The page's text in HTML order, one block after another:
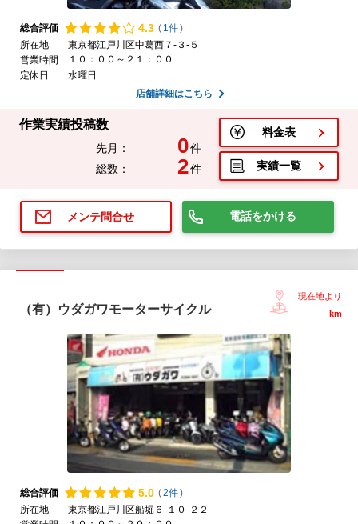
総合評価 4.3 ( 1件)
所在地
東京都江戸川区中葛西７-３-５
営業時間
１０：００～２１：００
定休日
水曜日
店舗詳細はこちら
作業実績投稿数
先月： 0件
総数：
2件
料金表
実績一覧
メンテ問合せ 電話をかける
（有）ウダガワモーターサイクル
現在地より
-- km
総合評価 5.0 (2件)
所在地
東京都江戸川区船堀６-１０-２２